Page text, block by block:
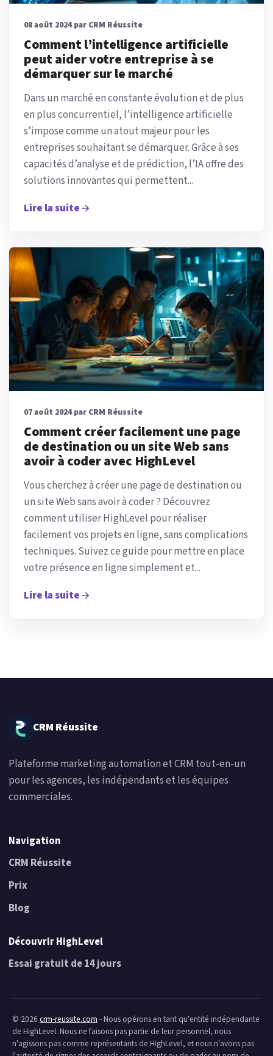
08 août 2024 par CRM Réussite
Comment l’intelligence artificielle
peut aider votre entreprise à se
démarquer sur le marché
Dans un marché en constante évolution et de plus
en plus concurrentiel, l’intelligence artificielle
s’impose comme un atout majeur pour les
entreprises souhaitant se démarquer. Grâce à ses
capacités d’analyse et de prédiction, l’IA offre des
solutions innovantes qui permettent...
Lire la suite
07 août 2024 par CRM Réussite
Comment créer facilement une page
de destination ou un site Web sans
avoir à coder avec HighLevel
Vous cherchez à créer une page de destination ou
un site Web sans avoir à coder ? Découvrez
comment utiliser HighLevel pour réaliser
facilement vos projets en ligne, sans complications
techniques. Suivez ce guide pour mettre en place
votre présence en ligne simplement et...
Lire la suite
CRM Réussite
Plateforme marketing automation et CRM tout-en-un
pour les agences, les indépendants et les équipes
commerciales.
Navigation
CRM Réussite
Prix
Blog
Découvrir HighLevel
Essai gratuit de 14 jours
© 2026 crm-reussite.com - Nous opérons en tant qu'entité indépendante
de HighLevel. Nous ne faisons pas partie de leur personnel, nous
n'agissons pas comme représentants de HighLevel, et nous n'avons pas